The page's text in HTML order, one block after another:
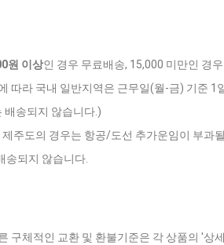
원 이상인 경우 무료배송, 15,000 미만인 경
따라 국내 일반지역은 근무일(월-금) 기준
배송되지 않습니다.)
제주도의 경우는 항공/도선 추가운임이 부과
송되지 않습니다.
구체적인 교환 및 환불기준은 각 상품의 '상